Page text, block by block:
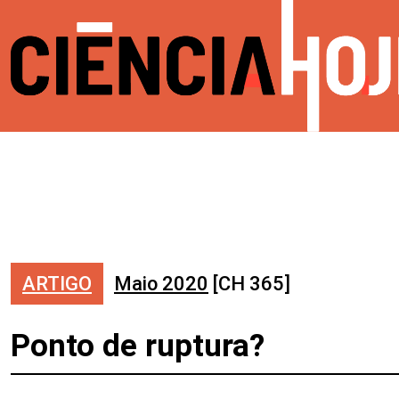
ARTIGO Maio 2020 [CH 365]
Ponto de ruptura?